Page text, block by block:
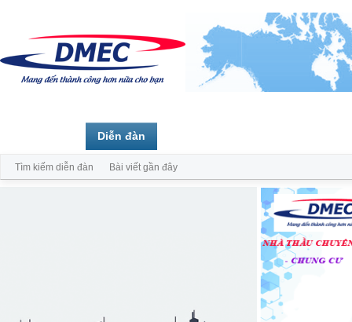
Diễn đàn
Tìm kiếm diễn đàn Bài viết gần đây